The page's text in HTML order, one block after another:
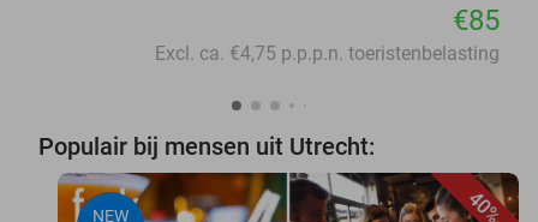
€85
Excl. ca. €4,75 p.p.p.n. toeristenbelasting
Populair bij mensen uit Utrecht:
40%
NEW